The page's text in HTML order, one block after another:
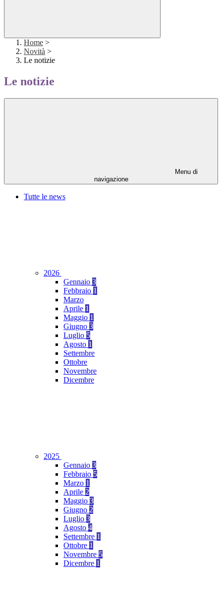
Home >
Novità >
Le notizie
Le notizie
Menu di
navigazione
Tutte le news
2026
Gennaio 3
Febbraio 1
Marzo
Aprile 1
Maggio 1
Giugno 3
Luglio 5
Agosto 1
Settembre
Ottobre
Novembre
Dicembre
2025
Gennaio 3
Febbraio 5
Marzo 1
Aprile 2
Maggio 3
Giugno 2
Luglio 3
Agosto 4
Settembre 1
Ottobre 1
Novembre 5
Dicembre 1